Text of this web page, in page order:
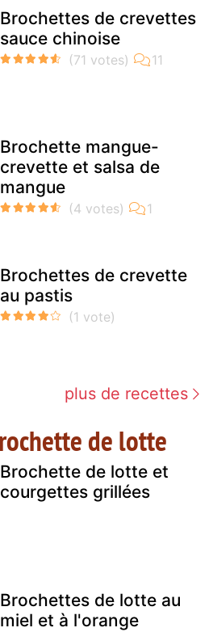
Brochettes de crevettes
sauce chinoise
Brochette mangue-
crevette et salsa de
mangue
Brochettes de crevette
au pastis
plus de recettes
de lotte
Brochette de lotte et
courgettes grillées
Brochettes de lotte au
miel et à l'orange